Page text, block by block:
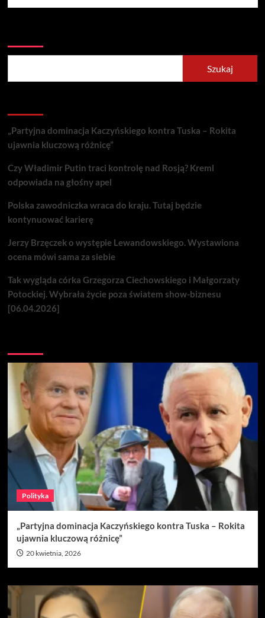
Szukaj
„Partyjna dominacja Kaczyńskiego kontra Tuska – Rokita
ujawnia kluczową różnicę”
Czy Władimir Putin traci kontrolę nad Rosją? Kreml
odpowiada na głośny apel
Polska zawodniczka wraca do kraju. Tutaj będzie
kontynuować karierę
Jerzy Brzęczek o występie Lewandowskiego. Wystawiona
ocena mówi sama za siebie
Tak wygląda córka Grzegorza Ciechowskiego i Małgorzaty
Potockiej. Wybrała życie poza światem show-biznesu
[06.04.2026]
Polityka
„Partyjna dominacja Kaczyńskiego kontra Tuska – Rokita
ujawnia kluczową różnicę”
20 kwietnia, 2026